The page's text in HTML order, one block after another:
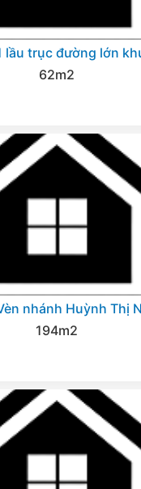
lầu trục đường lớn
62m2
nhánh Huỳnh Thị
194m2